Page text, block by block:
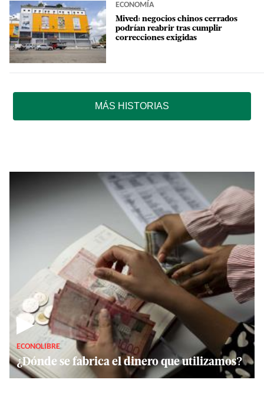
ECONOMÍA
Mived: negocios chinos cerrados
podrían reabrir tras cumplir
correcciones exigidas
MÁS HISTORIAS
▶
ECONOLIBRE
¿Dónde se fabrica el dinero que utilizamos?